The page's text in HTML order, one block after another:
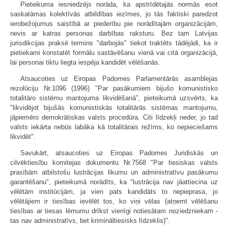
Pieteikuma iesniedzējs norāda, ka apstrīdētajās normās esot
saskatāmas kolektīvās atbildības iezīmes, jo tās faktiski paredzot
ierobežojumus saistībā ar piederību pie norādītajām organizācijām,
nevis ar katras personas darbības raksturu. Bez tam Latvijas
jurisdikcijas praksē termins "darbojās" tiekot traktēts tādējādi, ka ir
pietiekami konstatēt formālu sastāvēšanu vienā vai citā organizācijā,
lai personai tiktu liegta iespēja kandidēt vēlēšanās.
Atsaucoties uz Eiropas Padomes Parlamentārās asamblejas
rezolūciju Nr.1096 (1996) "Par pasākumiem bijušo komunistisko
totalitāro sistēmu mantojuma likvidēšanā", pieteikumā uzsvērts, ka
"likvidējot bijušās komunistiskās totalitārās sistēmas mantojumu,
jāpiemēro demokrātiskas valsts procedūra. Citi līdzekļi neder, jo tad
valsts iekārta nebūs labāka kā totalitārais režīms, ko nepieciešams
likvidēt".
Savukārt, atsaucoties uz Eiropas Padomes Juridiskās un
cilvēktiesību komitejas dokumentu Nr.7568 "Par tiesiskas valsts
prasībām atbilstošu lustrācijas likumu un administratīvu pasākumu
garantēšanu", pieteikumā norādīts, ka "lustrācija nav jāattiecina uz
vēlētām institūcijām, ja vien pats kandidāts to nepieprasa, jo
vēlētājiem ir tiesības ievēlēt tos, ko viņi vēlas (atņemt vēlēšanu
tiesības ar tiesas lēmumu drīkst vienīgi notiesātam noziedzniekam -
tas nav administratīvs, bet krimināltiesisks līdzeklis)".